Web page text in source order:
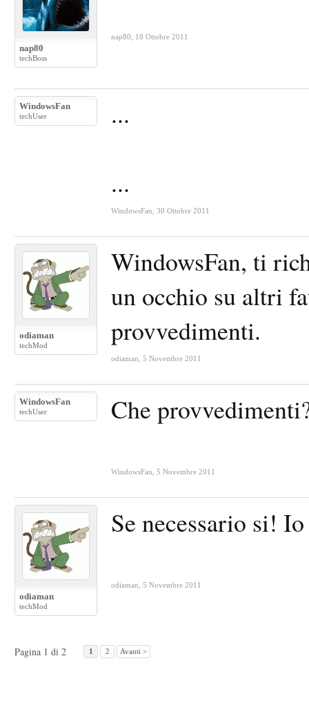
nap80
techBoss
nap80 18 Ottobre 2011
WindowsFan
techUser ...
...
WindowsFan 30 Ottobre 2011
odiaman
techMod
WindowsFan, ti
un occhio su altri
provvedimenti.
odiaman 5 Novembre 2011
WindowsFan
techUser Che
WindowsFan 5 Novembre 2011
odiaman
techMod
Se necessario si!
odiaman 5 Novembre 2011
Pagina 1 di 2 1 2 Avanti >